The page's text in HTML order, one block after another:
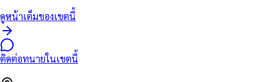
ดูหน้าเต็มของเขตนี้
ติดต่อทนายในเขตนี้